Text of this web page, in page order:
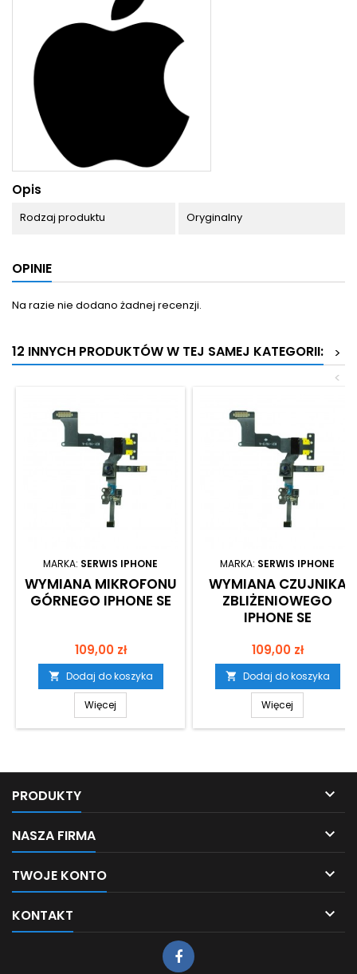
Opis
Rodzaj produktu Oryginalny
OPINIE
Na razie nie dodano żadnej recenzji.
12 INNYCH PRODUKTÓW W TEJ SAMEJ KATEGORII:
>
<
MARKA: SERWIS IPHONE
WYMIANA MIKROFONU
GÓRNEGO IPHONE SE
Cena
109,00 zł
 Dodaj do koszyka
Więcej
MARKA: SERWIS IPHONE
WYMIANA CZUJNIKA
ZBLIŻENIOWEGO
IPHONE SE
Cena
109,00 zł
 Dodaj do koszyka
Więcej
PRODUKTY 
NASZA FIRMA 
TWOJE KONTO 
KONTAKT 